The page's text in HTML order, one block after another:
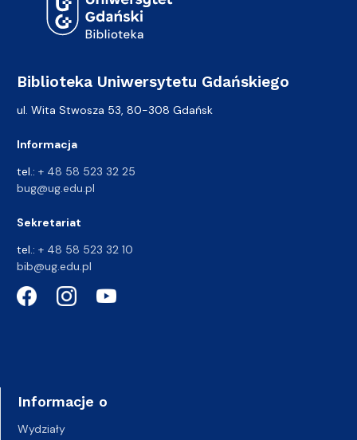
Biblioteka Uniwersytetu Gdańskiego
ul. Wita Stwosza 53, 80-308 Gdańsk
Informacja
tel.: + 48 58 523 32 25
bug@ug.edu.pl
Sekretariat
tel.: + 48 58 523 32 10
bib@ug.edu.pl
Informacje o
Wydziały